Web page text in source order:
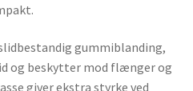
gummiblanding,
og beskytter mod flænger og
giver ekstra styrke ved